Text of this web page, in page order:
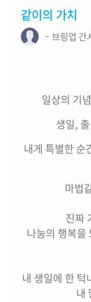
같이의 가치
브링업 간
일상의 기
생일,
내게 특별한 순
마법
진짜
나눔의 행복
내 생일에 한
내